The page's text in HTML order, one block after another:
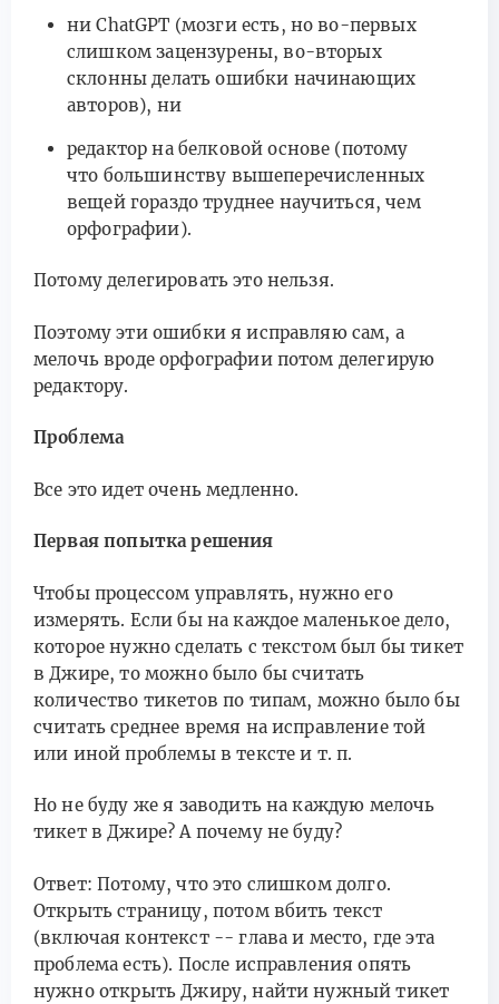
ни ChatGPT (мозги есть, но во-первых
слишком зацензурены, во-вторых
склонны делать ошибки начинающих
авторов), ни
редактор на белковой основе (потому
что большинству вышеперечисленных
вещей гораздо труднее научиться, чем
орфографии).
Потому делегировать это нельзя.
Поэтому эти ошибки я исправляю сам, а
мелочь вроде орфографии потом делегирую
редактору.
Проблема
Все это идет очень медленно.
Первая попытка решения
Чтобы процессом управлять, нужно его
измерять. Если бы на каждое маленькое дело,
которое нужно сделать с текстом был бы тикет
в Джире, то можно было бы считать
количество тикетов по типам, можно было бы
считать среднее время на исправление той
или иной проблемы в тексте и т. п.
Но не буду же я заводить на каждую мелочь
тикет в Джире? А почему не буду?
Ответ: Потому, что это слишком долго.
Открыть страницу, потом вбить текст
(включая контекст -- глава и место, где эта
проблема есть). После исправления опять
нужно открыть Джиру, найти нужный тикет